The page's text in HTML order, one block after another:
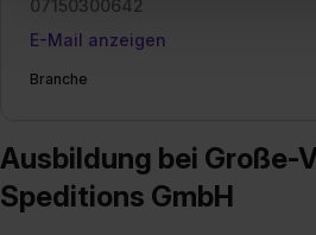
einverstanden, dass dir nach
Inhalte (z.B. Videos oder Posts)
Eine Erlaubnis hierfür kannst du
Einzelfall bei dem jeweiligen Inhalt
07150300642
E-Mail anzeigen
Branche
Ausbildung bei Große-
Speditions GmbH